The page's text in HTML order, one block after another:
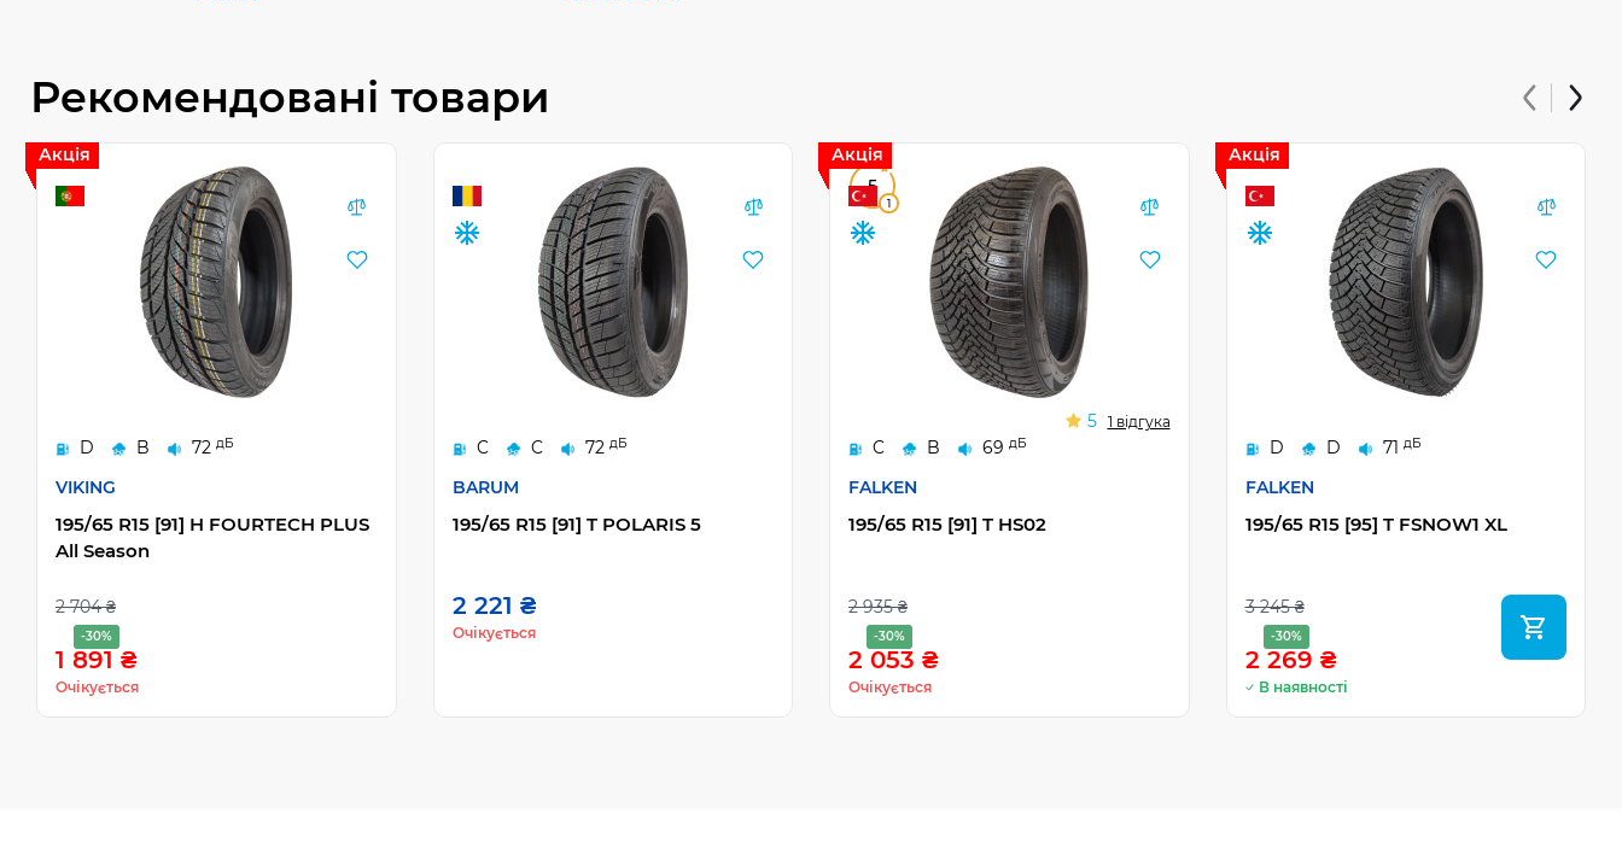
Рекомендовані товари
Акція
D B 72 дБ
VIKING
195/65 R15 [91] H FOURTECH PLUS
All Season
2 704 ₴
-30%
1 891 ₴
Очікується
C C 72 дБ
BARUM
195/65 R15 [91] T POLARIS 5
2 221 ₴
Очікується
5
1
Акція
C B 69 дБ
FALKEN
5 1 відгука
195/65 R15 [91] T HS02
2 935 ₴
-30%
2 053 ₴
Очікується
Акція
D D 71 дБ
FALKEN
195/65 R15 [95] T FSNOW1 XL
3 245 ₴
-30%
2 269 ₴
В наявності